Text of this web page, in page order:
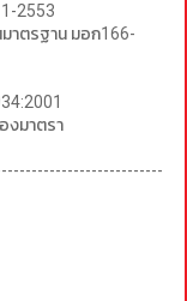
2553
าตรฐาน มอก166-
งมาตรา